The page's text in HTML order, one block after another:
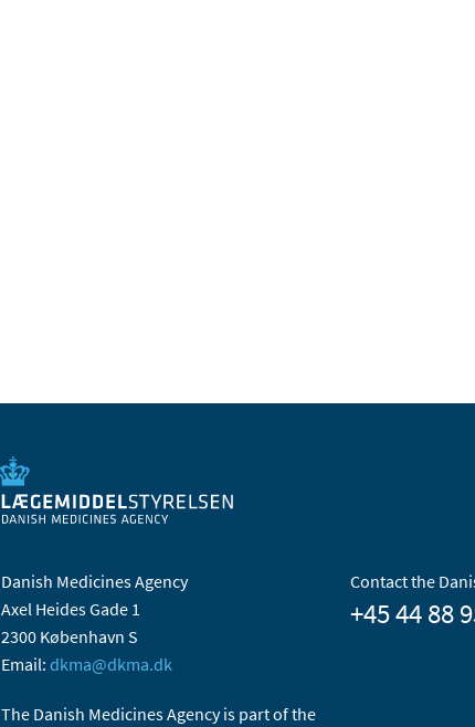
Danish Medicines Agency
Axel Heides Gade 1
2300 København S
Email: dkma@dkma.dk
The Danish Medicines Agency is part of the
Contact the
+45 44 88